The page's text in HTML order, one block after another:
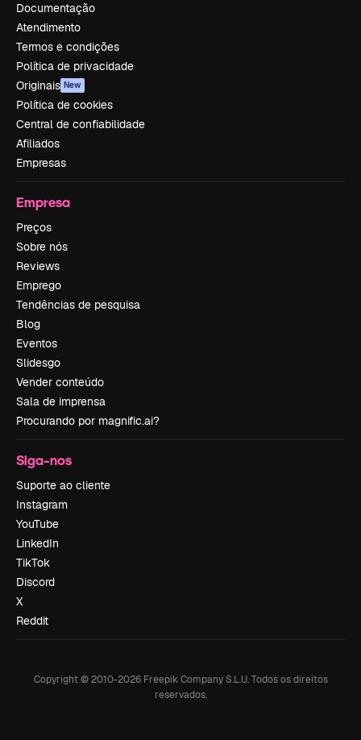
Documentação
Atendimento
Termos e condições
Política de privacidade
Originais New
Política de cookies
Central de confiabilidade
Afiliados
Empresas
Empresa
Preços
Sobre nós
Reviews
Emprego
Tendências de pesquisa
Blog
Eventos
Slidesgo
Vender conteúdo
Sala de imprensa
Procurando por magnific.ai?
Siga-nos
Suporte ao cliente
Instagram
YouTube
LinkedIn
TikTok
Discord
X
Reddit
Copyright © 2010-2026Freepik Company S.L.U. Todos os direitos
reservados.